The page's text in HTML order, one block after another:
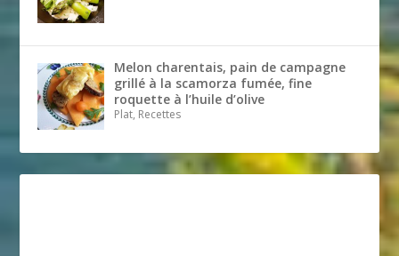
Melon charentais, pain de campagne
grillé à la scamorza fumée, fine
roquette à l’huile d’olive
Plat, Recettes